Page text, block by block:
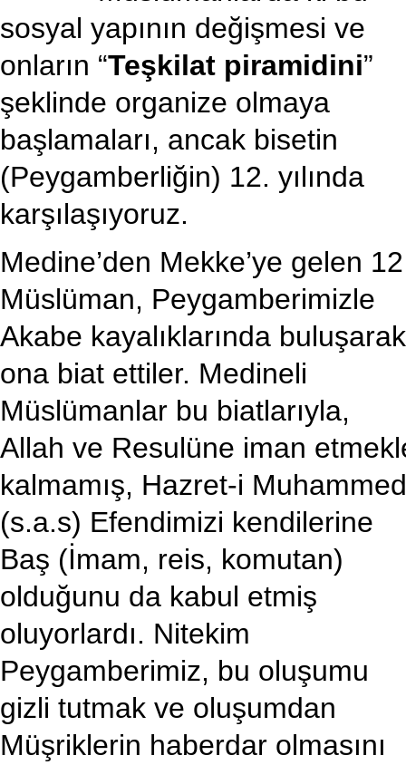
sosyal yapının değişmesi ve
onların “Teşkilat piramidini”
şeklinde organize olmaya
başlamaları, ancak bisetin
(Peygamberliğin) 12. yılında
karşılaşıyoruz.
Medine’den Mekke’ye gelen 12
Müslüman, Peygamberimizle
Akabe kayalıklarında
ona biat ettiler. Medineli
Müslümanlar bu biatlarıyla,
Allah ve Resulüne iman
kalmamış, Hazret-i Muhammed
(s.a.s) Efendimizi kendilerine
Baş (İmam, reis, komutan)
olduğunu da kabul etmiş
oluyorlardı. Nitekim
Peygamberimiz, bu oluşumu
gizli tutmak ve oluşumdan
Müşriklerin haberdar olmasını